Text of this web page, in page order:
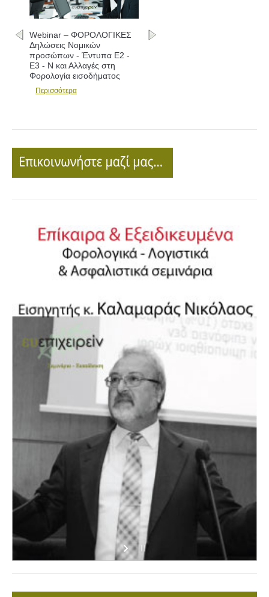
Webinar – ΦΟΡΟΛΟΓΙΚΕΣ
Δηλώσεις Νομικών
προσώπων - Έντυπα Ε2 -
Ε3 - Ν και Αλλαγές στη
Φορολογία εισοδήματος
Περισσότερα